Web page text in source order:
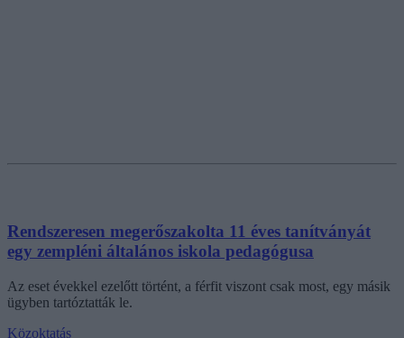
Rendszeresen megerőszakolta 11 éves tanítványát
egy zempléni általános iskola pedagógusa
Az eset évekkel ezelőtt történt, a férfit viszont csak most, egy másik
ügyben tartóztatták le.
Közoktatás